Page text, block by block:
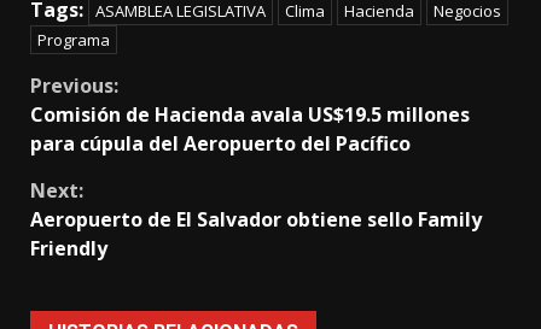
Tags: ASAMBLEA LEGISLATIVA Clima Hacienda
Negocios
Programa
Continue
Reading
Previous:
Comisión de Hacienda avala US$19.5 millones
para cúpula del Aeropuerto del Pacífico
Next:
Aeropuerto de El Salvador obtiene sello Family
Friendly